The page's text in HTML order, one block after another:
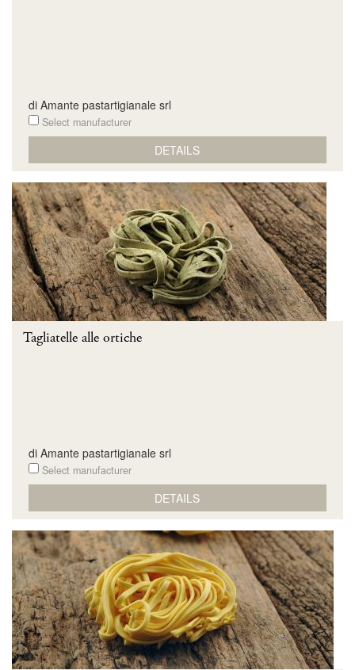
di Amante pastartigianale srl
Select manufacturer
DETAILS
Tagliatelle alle ortiche
di Amante pastartigianale srl
Select manufacturer
DETAILS